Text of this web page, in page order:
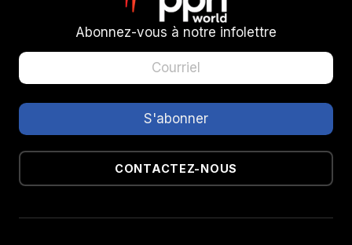
Abonnez-vous à notre infolettre
CONTACTEZ-NOUS